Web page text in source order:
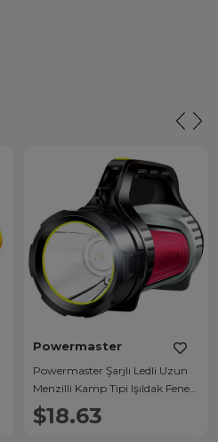
Powermaster
Powermaster Şarjlı Ledli Uzun
Menzilli Kamp Tipi Işıldak Fener
JS-881A
$18.63